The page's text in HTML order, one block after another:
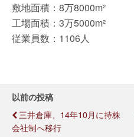
敷地面積：8万8000m²
工場面積：3万5000m²
従業員数：1106人
以前の投稿
三井倉庫、14年10月に持株
会社制へ移行